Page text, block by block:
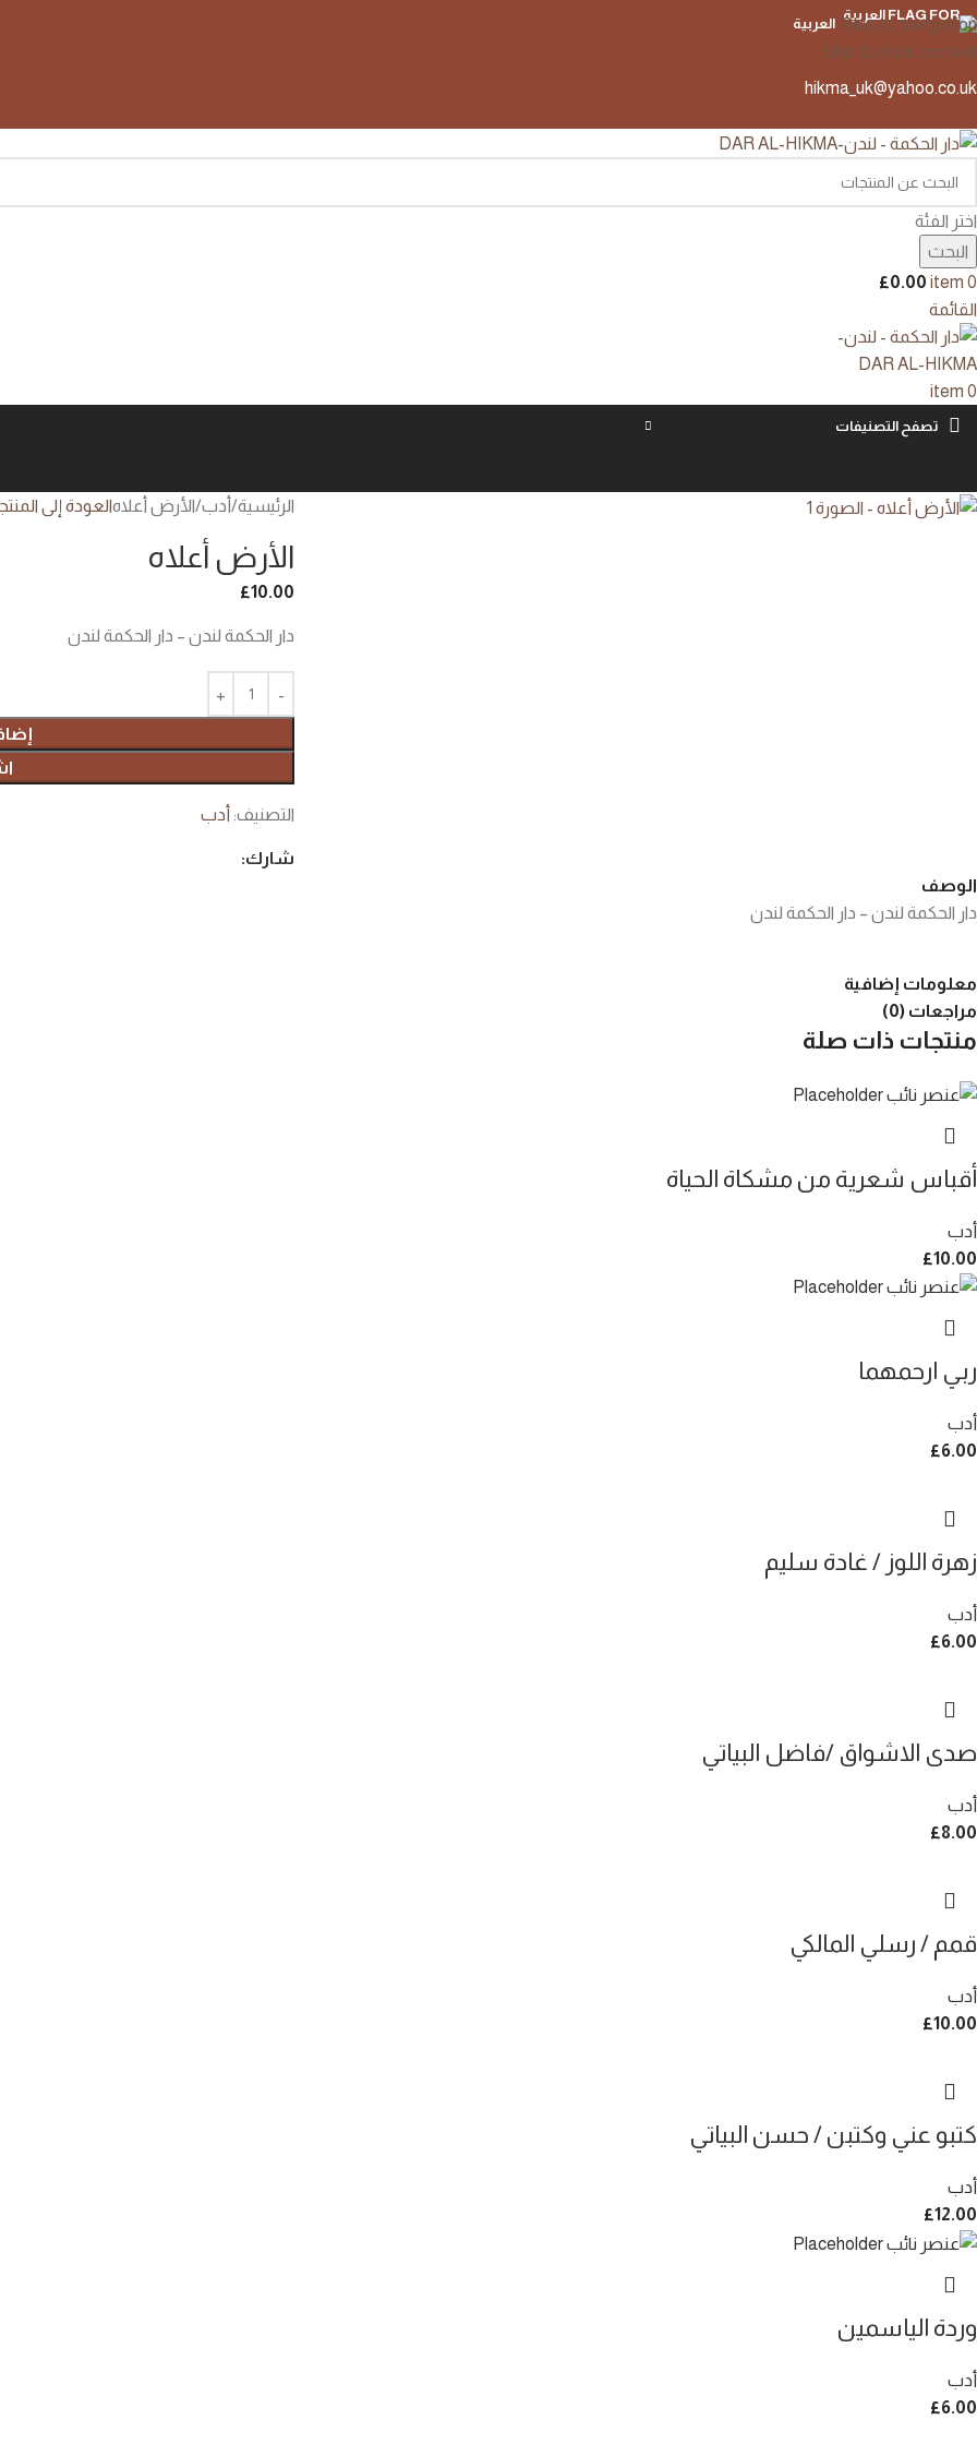
Skip to navigation
Skip to main content
العربية
hikma_uk@yahoo.co.uk
اختر الفئة
البحث
0
item
£0.00
القائمة
0
item
تصفح التصنيفات
الرئيسية أدب الأرض أعلاهالعودة إلى
الأرض أعلاه
£10.00
دار الحكمة لندن – دار الحكمة لندن
التصنيف: أدب
شارك:
الوصف
دار الحكمة لندن – دار الحكمة لندن
معلومات إضافية
مراجعات (0)
منتجات ذات صلة
أقباس شعرية من مشكاة الحياة
أدب
£10.00
ربي ارحمهما
أدب
£6.00
زهرة اللوز / غادة سليم
أدب
£6.00
صدى الاشواق /فاضل البياتي
أدب
£8.00
قمم / رسلي المالكي
أدب
£10.00
كتبو عني وكتبن / حسن البياتي
أدب
£12.00
وردة الياسمين
أدب
£6.00